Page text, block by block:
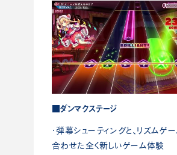
■ダンマクステージ
・弾幕シューティングと、リズムゲ
合わせた全く新しいゲーム体験